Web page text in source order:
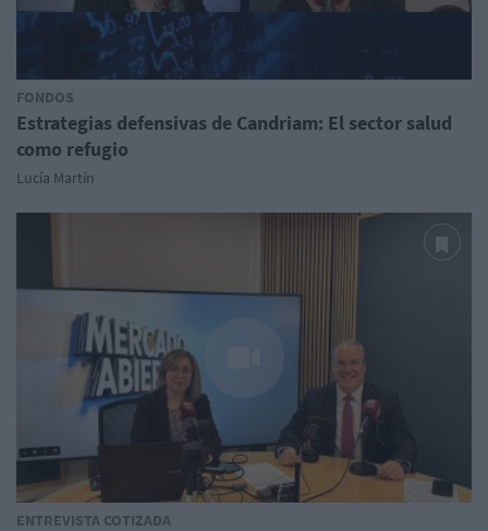
FONDOS
Estrategias defensivas de Candriam: El sector salud
como refugio
Lucía Martín
ENTREVISTA COTIZADA